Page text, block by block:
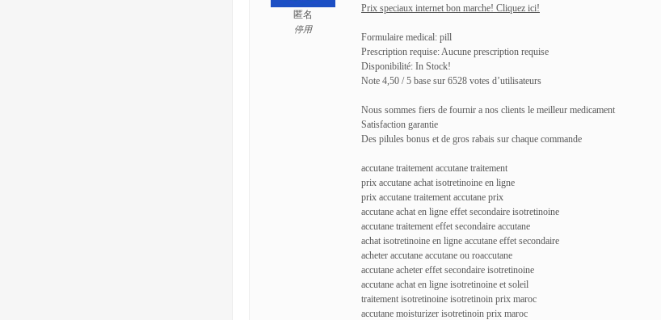
匿名
停用
Prix speciaux internet bon marche! Cliquez ici!
Formulaire medical: pill
Prescription requise: Aucune prescription requise
Disponibilité: In Stock!
Note 4,50 / 5 base sur 6528 votes d’utilisateurs
Nous sommes fiers de fournir a nos clients le meilleur medicament
Satisfaction garantie
Des pilules bonus et de gros rabais sur chaque commande
accutane traitement accutane traitement
prix accutane achat isotretinoine en ligne
prix accutane traitement accutane prix
accutane achat en ligne effet secondaire isotretinoine
accutane traitement effet secondaire accutane
achat isotretinoine en ligne accutane effet secondaire
acheter accutane accutane ou roaccutane
accutane acheter effet secondaire isotretinoine
accutane achat en ligne isotretinoine et soleil
traitement isotretinoine isotretinoin prix maroc
accutane moisturizer isotretinoin prix maroc